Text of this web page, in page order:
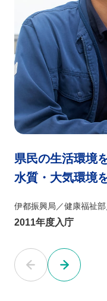
県民の生活環境
水質・大気環境
伊都振興局／健康福祉
2011年度入庁